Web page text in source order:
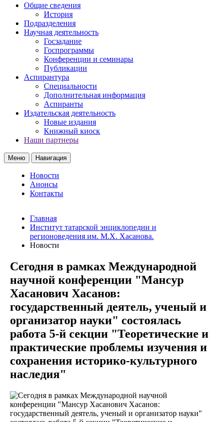
Общие сведения
История
Подразделения
Научная деятельность
Госзадание
Госпрограммы
Конференции и семинары
Публикации
Аспирантура
Специальности
Дополнительная информация
Аспиранты
Издательская деятельность
Новые издания
Книжный киоск
Наши партнеры
Меню Навигация
Новости
Анонсы
Контакты
Главная
Институт татарской энциклопедии и
регионоведения им. М.Х. Хасанова.
Новости
Сегодня в рамках Международной
научной конференции "Мансур
Хасанович Хасанов:
государственный деятель, ученый и
организатор науки" состоялась
работа 5-й секции "Теоретические и
практические проблемы изучения и
сохранения историко-культурного
наследия"